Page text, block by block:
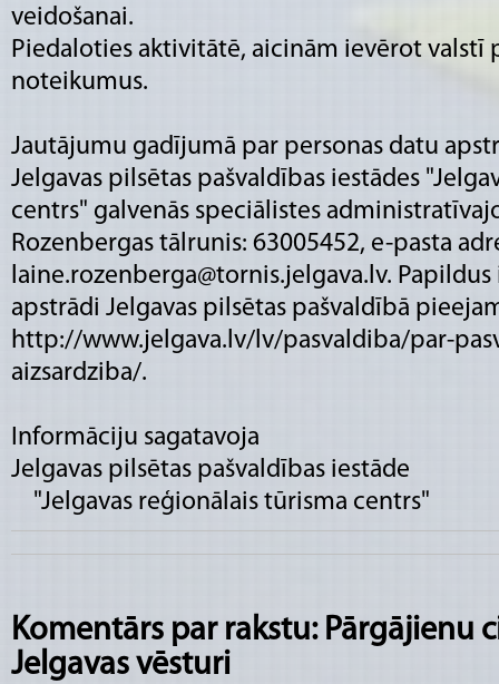
veidošanai.
Piedaloties aktivitātē, aicinām ievērot valstī
noteikumus.
Jautājumu gadījumā par personas datu
Jelgavas pilsētas pašvaldības iestādes
centrs" galvenās speciālistes
Rozenbergas tālrunis: 63005452, e-pasta
laine.rozenberga@tornis.jelgava.lv.
apstrādi Jelgavas pilsētas pašvaldībā
http://www.jelgava.lv/lv/pasvaldiba/par-
aizsardziba/.
Informāciju sagatavoja
Jelgavas pilsētas pašvaldības iestāde
"Jelgavas reģionālais tūrisma centrs"
Komentārs par rakstu: Pārgājienu
Jelgavas vēsturi